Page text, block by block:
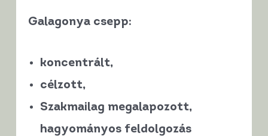
Galagonya csepp:
koncentrált,
célzott,
Szakmailag megalapozott,
hagyományos feldolgozás